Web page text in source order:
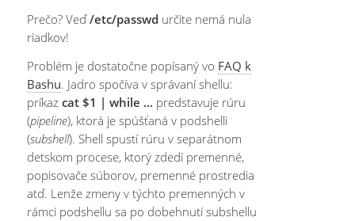
Prečo? Veď/etc/passwd určite nemá nula
riadkov!
Problém je dostatočne popísaný vo FAQ k
Bashu. Jadro spočíva v správaní shellu:
príkazcat $1 | while ... predstavuje rúru
(pipeline), ktorá je spúšťaná v podshelli
(subshell). Shell spustí rúru v separátnom
detskom procese, ktorý zdedí premenné,
popisovače súborov, premenné prostredia
atď. Lenže zmeny v týchto premenných v
rámci podshellu sa po dobehnutí subshellu